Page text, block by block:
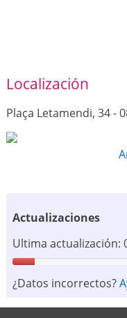
Localización
Plaça Letamendi, 34 -
Actualizaciones
Ultima actualización:
¿Datos incorrectos?